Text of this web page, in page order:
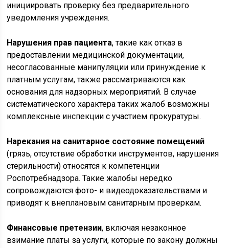
инициировать проверку без предварительного
уведомления учреждения.
Нарушения прав пациента, такие как отказ в
предоставлении медицинской документации,
несогласованные манипуляции или принуждение к
платным услугам, также рассматриваются как
основания для надзорных мероприятий. В случае
систематического характера таких жалоб возможны
комплексные инспекции с участием прокуратуры.
Нарекания на санитарное состояние помещений
(грязь, отсутствие обработки инструментов, нарушения
стерильности) относятся к компетенции
Роспотребнадзора. Такие жалобы нередко
сопровождаются фото- и видеодоказательствами и
приводят к внеплановым санитарным проверкам.
Финансовые претензии, включая незаконное
взимание платы за услуги, которые по закону должны